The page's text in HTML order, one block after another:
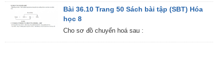
Bài 36.10 Trang 50 Sách bài tập (SBT) Hóa
học 8
Cho sơ đồ chuyển hoá sau :